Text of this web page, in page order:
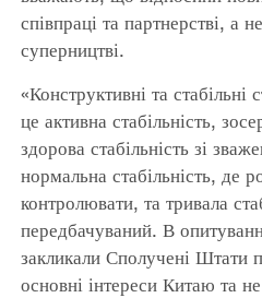
співпраці та партнерстві, а
суперництві.
«Конструктивні та стабільні
це активна стабільність,
здорова стабільність зі
нормальна стабільність, де
контролювати, та тривала
передбачуваний. В
закликали Сполучені Штати
основні інтереси Китаю та